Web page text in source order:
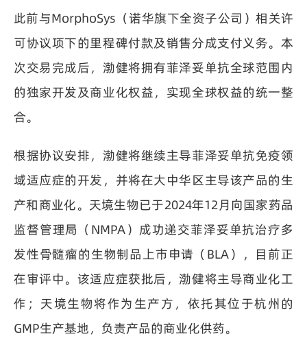
此前与MorphoSys（诺华旗下全资子公司）相关许
可协议项下的里程碑付款及销售分成支付义务。本
次交易完成后，渤健将拥有菲泽妥单抗全球范围内
的独家开发及商业化权益，实现全球权益的统一整
合。
根据协议安排，渤健将继续主导菲泽妥单抗免疫领
域适应症的开发，并将在大中华区主导该产品的生
产和商业化。天境生物已于2024年12月向国家药品
监督管理局（NMPA）成功递交菲泽妥单抗治疗多
发性骨髓瘤的生物制品上市申请（BLA），目前正
在审评中。该适应症获批后，渤健将主导商业化工
作；天境生物将作为生产方，依托其位于杭州的
GMP生产基地，负责产品的商业化供药。